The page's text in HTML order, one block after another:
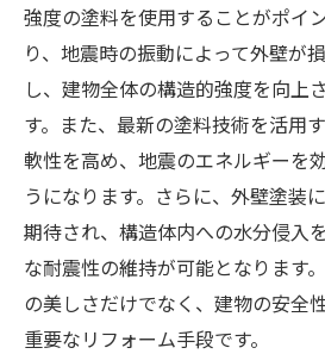
強度の塗料を使用することがポイ
り、地震時の振動によって外壁が
し、建物全体の構造的強度を向上
す。また、最新の塗料技術を活用
軟性を高め、地震のエネルギーを
うになります。さらに、外壁塗装
期待され、構造体内への水分侵入
な耐震性の維持が可能となります
の美しさだけでなく、建物の安全
重要なリフォーム手段です。